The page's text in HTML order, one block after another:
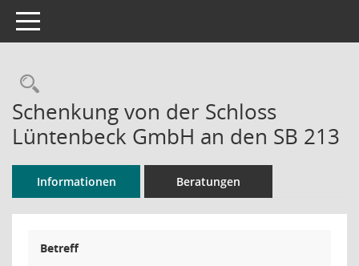
Toggle navigation
Rechercheauswahl
Schenkung von der Schloss
Lüntenbeck GmbH an den SB 213
Informationen Beratungen
Betreff